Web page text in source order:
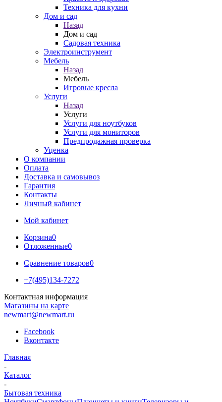
Техника для кухни
Дом и сад
Назад
Дом и сад
Садовая техника
Электроинструмент
Мебель
Назад
Мебель
Игровые кресла
Услуги
Назад
Услуги
Услуги для ноутбуков
Услуги для мониторов
Предпродажная проверка
Уценка
О компании
Оплата
Доставка и самовывоз
Гарантия
Контакты
Личный кабинет
Мой кабинет
Корзина0
Отложенные0
Сравнение товаров0
+7(495)134-7272
Контактная информация
Магазины на карте
newmart@newmart.ru
Facebook
Вконтакте
Главная
-
Каталог
-
Бытовая техника